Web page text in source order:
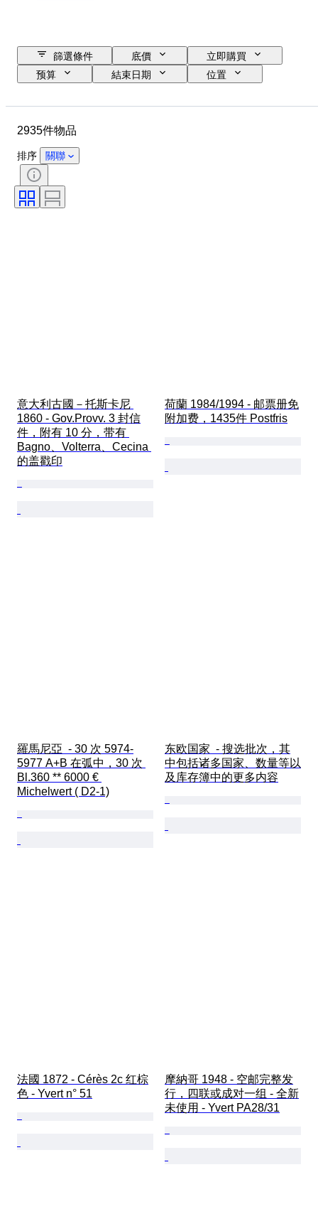
篩選條件 底價
立即購買
预算
結束日期
位置
款式
版
藝術家
2935件物品
排序 關聯
意大利古國－托斯卡尼
1860 - Gov.Provv. 3 封信
件，附有 10 分，带有
Bagno、Volterra、Cecina
的盖戳印
荷蘭 1984/1994 - 邮票册免
附加费，1435件 Postfris
羅馬尼亞  - 30 次 5974-
5977 A+B 在弧中，30 次
Bl.360 ** 6000 €
Michelwert ( D2-1)
东欧国家  - 搜选批次，其
中包括诸多国家、数量等以
及库存簿中的更多内容
法國 1872 - Cérès 2c 红棕
色 - Yvert n° 51
摩納哥 1948 - 空邮完整发
行，四联或成对一组 - 全新
未使用 - Yvert PA28/31